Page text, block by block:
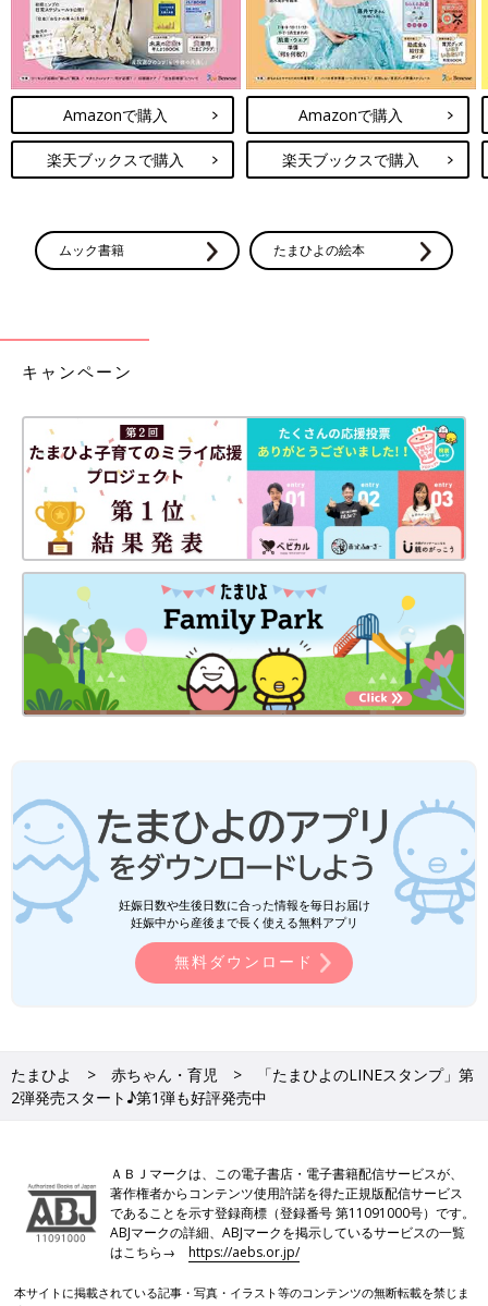
『たまごクラブ』『ひよこクラブ』の表紙になれるスタン
Amazonで購入
楽天ブックスで購入
Amazonで購入
楽天ブックスで購入
ムック書籍 たまひよの絵本
キャンペーン
妊娠日数や生後日数に合った情報を毎日お届け
妊娠中から産後まで長く使える無料アプリ
無料ダウンロード
たまひよ 赤ちゃん・育児
「たまひよのLINEスタンプ」第
2弾発売スタート♪第1弾も好評発売中
ＡＢＪマークは、この電子書店・電子書籍配信サービスが、
著作権者からコンテンツ使用許諾を得た正規版配信サービス
であることを示す登録商標（登録番号 第11091000号）です。
ABJマークの詳細、ABJマークを掲示しているサービスの一覧
はこちら→https://aebs.or.jp/
本サイトに掲載されている記事・写真・イラスト等のコンテンツの無断転載を禁じま